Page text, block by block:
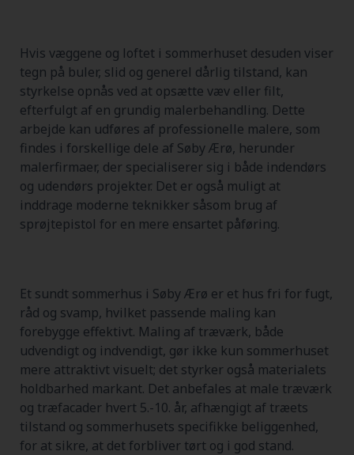
Hvis væggene og loftet i sommerhuset desuden viser
tegn på buler, slid og generel dårlig tilstand, kan
styrkelse opnås ved at opsætte væv eller filt,
efterfulgt af en grundig malerbehandling. Dette
arbejde kan udføres af professionelle malere, som
findes i forskellige dele af Søby Ærø, herunder
malerfirmaer, der specialiserer sig i både indendørs
og udendørs projekter. Det er også muligt at
inddrage moderne teknikker såsom brug af
sprøjtepistol for en mere ensartet påføring.
Et sundt sommerhus i Søby Ærø er et hus fri for fugt,
råd og svamp, hvilket passende maling kan
forebygge effektivt. Maling af træværk, både
udvendigt og indvendigt, gør ikke kun sommerhuset
mere attraktivt visuelt; det styrker også materialets
holdbarhed markant. Det anbefales at male træværk
og træfacader hvert 5.-10. år, afhængigt af træets
tilstand og sommerhusets specifikke beliggenhed,
for at sikre, at det forbliver tørt og i god stand.